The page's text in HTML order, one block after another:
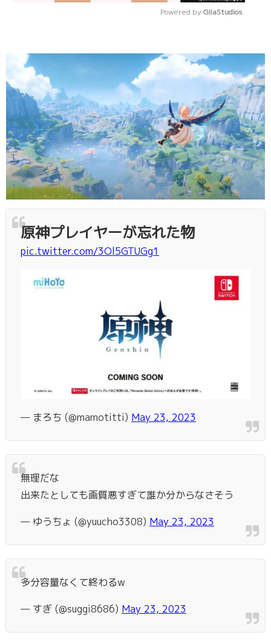
Powered by GliaStudios
原神プレイヤーが忘れた物
pic.twitter.com/3Ol5GTUGg1
— まろち (@mamotitti) May 23, 2023
無理だな
出来たとしても画質悪すぎて誰か分からなさそう
— ゆうちょ (@yuucho3308) May 23, 2023
多分容量なくて終わるw
— すぎ (@suggi8686) May 23, 2023